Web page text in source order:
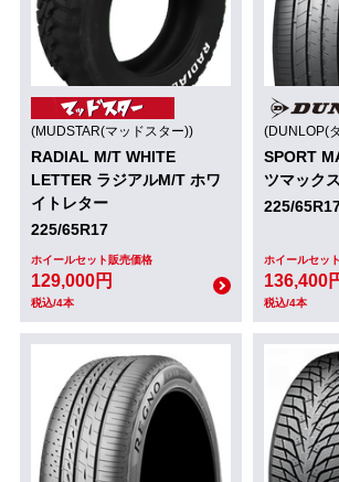
(MUDSTAR(マッドスター))
RADIAL M/T WHITE
LETTER ラジアルM/T ホワ
イトレター
225/65R17
ホイールセット販売価格
129,000円
税込/4本
(DUNLOP(
SPORT
ツマック
225/
ホイールセッ
136,400
税込/4本